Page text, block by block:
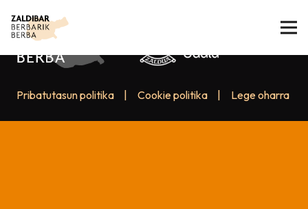
Pribatutasun politika Cookie politika Lege oharra